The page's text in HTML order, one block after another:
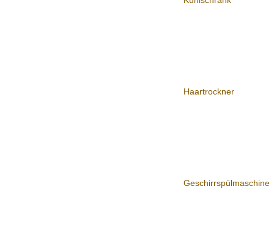
Haartrockner
Geschirrspülmaschine